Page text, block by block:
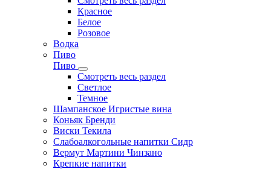
Красное
Белое
Розовое
Водка
Пиво
Пиво
Смотреть весь раздел
Cветлое
Темное
Шампанское Игристые вина
Коньяк Бренди
Виски Текила
Слабоалкогольные напитки Сидр
Вермут Мартини Чинзано
Крепкие напитки